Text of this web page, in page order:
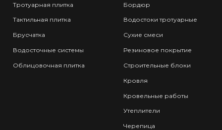
Тротуарная плитка
Тактильная плитка
Брусчатка
Водосточные системы
Облицовочная плитка
Бордюр
Водостоки тротуарные
Сухие смеси
Резиновое покрытие
Строительные блоки
Кровля
Кровельные работы
Утеплители
Черепица